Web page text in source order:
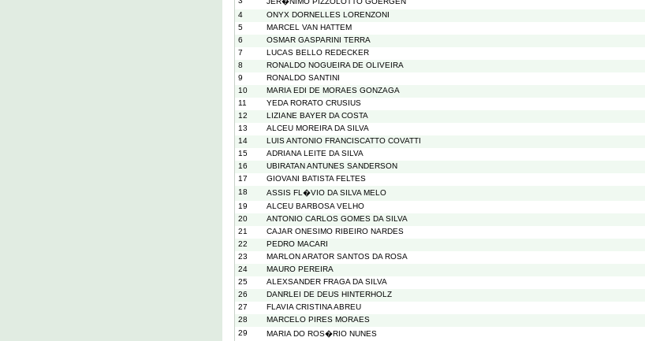
4
ONYX DORNELLES LORENZONI
5
MARCEL VAN HATTEM
6
OSMAR GASPARINI TERRA
7
LUCAS BELLO REDECKER
8
RONALDO NOGUEIRA DE OLIVEIRA
9
RONALDO SANTINI
10
MARIA EDI DE MORAES GONZAGA
11
YEDA RORATO CRUSIUS
12
LIZIANE BAYER DA COSTA
13
ALCEU MOREIRA DA SILVA
14
LUIS ANTONIO FRANCISCATTO COVATTI
15
ADRIANA LEITE DA SILVA
16
UBIRATAN ANTUNES SANDERSON
17
GIOVANI BATISTA FELTES
18
ASSIS FL�VIO DA SILVA MELO
19
ALCEU BARBOSA VELHO
20
ANTONIO CARLOS GOMES DA SILVA
21
CAJAR ONESIMO RIBEIRO NARDES
22
PEDRO MACARI
23
MARLON ARATOR SANTOS DA ROSA
24
MAURO PEREIRA
25
ALEXSANDER FRAGA DA SILVA
26
DANRLEI DE DEUS HINTERHOLZ
27
FLAVIA CRISTINA ABREU
28
MARCELO PIRES MORAES
29
MARIA DO ROS�RIO NUNES